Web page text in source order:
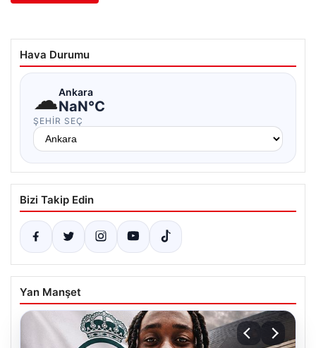
Hava Durumu
☁Ankara
NaN°C
ŞEHIR SEÇ
Bizi Takip Edin
Yan Manşet